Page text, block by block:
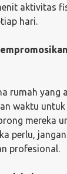
aktivitas
hari.
rumah yang
waktu
mereka
perlu,
profesional.